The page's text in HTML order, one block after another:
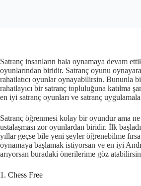
Satranç insanların hala oynamaya devam
oyunlarından biridir. Satranç oyunu
rahatlatıcı oyunlar oynayabilirsin. Bununla
rahatlayıcı bir satranç topluluğuna katılma
en iyi satranç oyunları ve satranç
Satranç öğrenmesi kolay bir oyundur ama
ustalaşması zor oyunlardan biridir. İlk
yıllar geçse bile yeni şeyler öğrenebilme
oynamaya başlamak istiyorsan ve en iyi
arıyorsan buradaki önerilerime göz
1. Chess Free